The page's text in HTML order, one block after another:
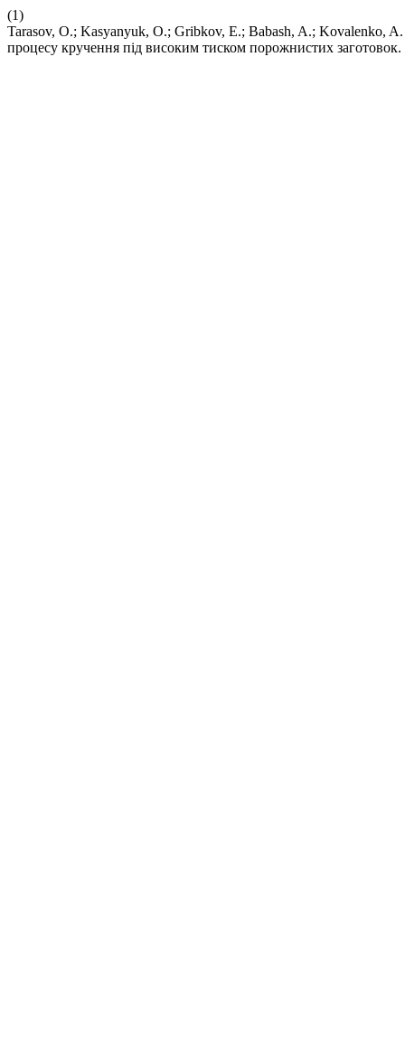
(1)
Tarasov, O.; Kasyanyuk, O.; Gribkov, E.; Babash, A.; Kovalenko,
процесу кручення під високим тиском порожнистих заготовок.